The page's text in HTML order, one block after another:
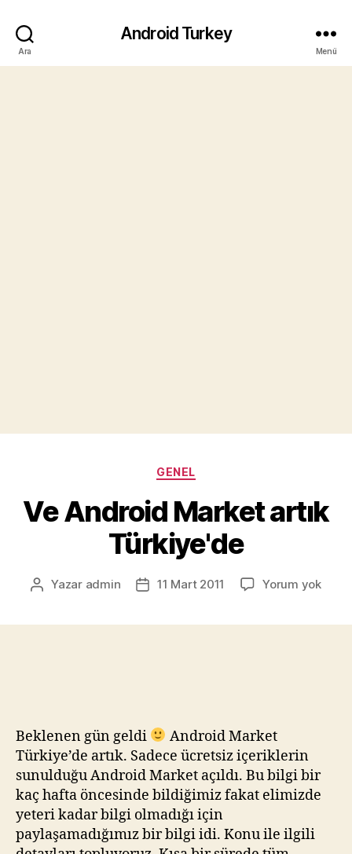
Ara
Android Turkey
Menü
Kategoriler
GENEL
Ve Android Market artık
Türkiye'de
Yazının
Yazar admin
Yazı11 Mart 2011 Yorum yokVe
Beklenen gün geldi
Android Market
Türkiye’de artık. Sadece ücretsiz içeriklerin
sunulduğu Android Market açıldı. Bu bilgi bir
kaç hafta öncesinde bildiğimiz fakat elimizde
yeteri kadar bilgi olmadığı için
paylaşamadığımız bir bilgi idi. Konu ile ilgili